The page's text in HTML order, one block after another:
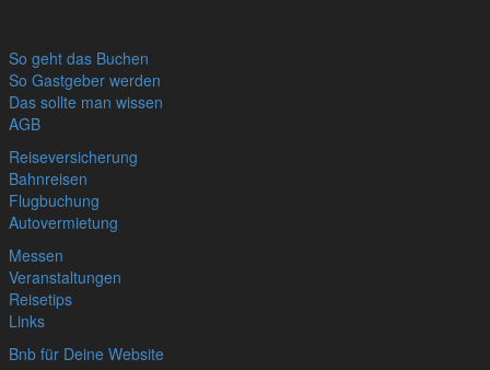
So geht das Buchen
So Gastgeber werden
Das sollte man wissen
AGB
Reiseversicherung
Bahnreisen
Flugbuchung
Autovermietung
Messen
Veranstaltungen
Reisetips
Links
Bnb für Deine Website